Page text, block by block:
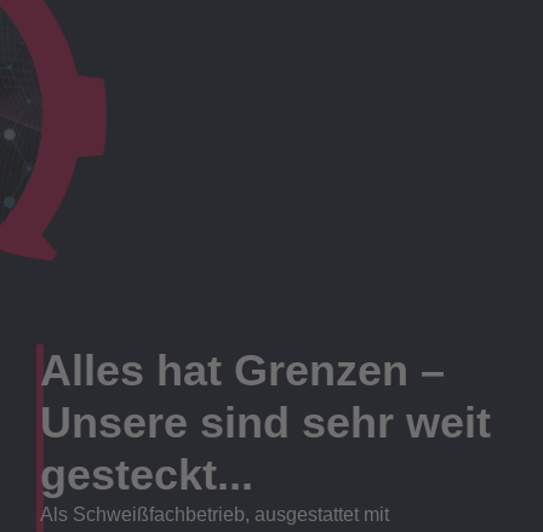
Alles hat Grenzen –
Unsere sind sehr weit
gesteckt...
Als Schweißfachbetrieb, ausgestattet mit